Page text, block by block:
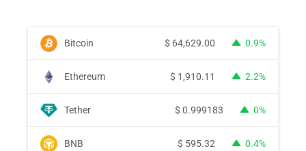
Bitcoin $ 64,629.00 0.9%
Ethereum $ 1,910.11 2.2%
Tether $ 0.999183 0%
BNB $ 595.32 0.4%